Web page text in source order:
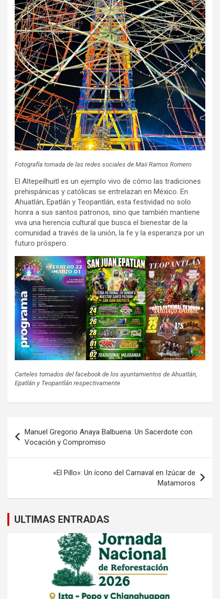
Fotografía tomada de las redes sociales de Maii Ramos Romero
El Altepeilhuitl es un ejemplo vivo de cómo las tradiciones
prehispánicas y católicas se entrelazan en México. En
Ahuatlán, Epatlán y Teopantlán, esta festividad no solo
honra a sus santos patronos, sino que también mantiene
viva una herencia cultural que busca el bienestar de la
comunidad a través de la unión, la fe y la esperanza por un
futuro próspero.
Carteles tomados del facebook de los ayuntamientos de Ahuatlán,
Epatlán y Teopantlán respectivamente
de
entradas
Manuel Gregorio Anaya Balbuena: Un Sacerdote con
Vocación y Compromiso
«El Pillo»: Un ícono del Carnaval en Izúcar de
Matamoros
ULTIMAS ENTRADAS